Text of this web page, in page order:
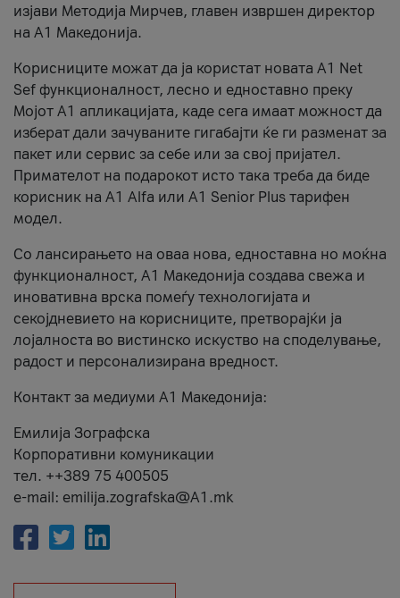
изјави Методија Мирчев, главен извршен директор
на А1 Македонија.
Корисниците можат да ја користат новата А1 Net
Sef функционалност, лесно и едноставно преку
Мојот А1 апликацијата, каде сега имаат можност да
изберат дали зачуваните гигабајти ќе ги разменат за
пакет или сервис за себе или за свој пријател.
Примателот на подарокот исто така треба да биде
корисник на А1 Alfa или A1 Senior Plus тарифен
модел.
Со лансирањето на оваа нова, едноставна но моќна
функционалност, А1 Македонија создава свежа и
иновативна врска помеѓу технологијата и
секојдневието на корисниците, претворајќи ја
лојалноста во вистинско искуство на споделување,
радост и персонализирана вредност.
Контакт за медиуми А1 Македонија:
Емилија Зографска
Корпоративни комуникации
тел. ++389 75 400505
e-mail: emilija.zografska@A1.mk